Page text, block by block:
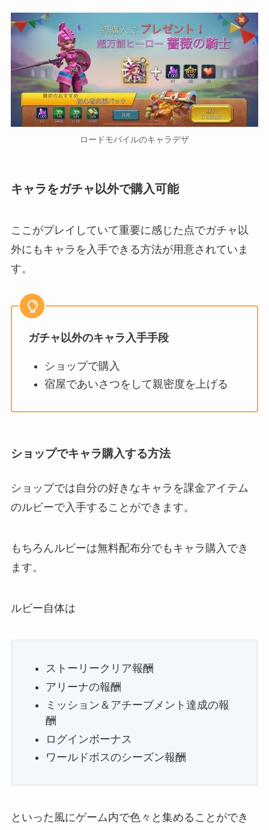
ロードモバイルのキャラデザ
キャラをガチャ以外で購入可能
ここがプレイしていて重要に感じた点でガチャ以
外にもキャラを入手できる方法が用意されていま
す。
ガチャ以外のキャラ入手手段
ショップで購入
宿屋であいさつをして親密度を上げる
ショップでキャラ購入する方法
ショップでは自分の好きなキャラを課金アイテム
のルビーで入手することができます。
もちろんルビーは無料配布分でもキャラ購入でき
ます。
ルビー自体は
ストーリークリア報酬
アリーナの報酬
ミッション＆アチーブメント達成の報
酬
ログインボーナス
ワールドボスのシーズン報酬
といった風にゲーム内で色々と集めることができ